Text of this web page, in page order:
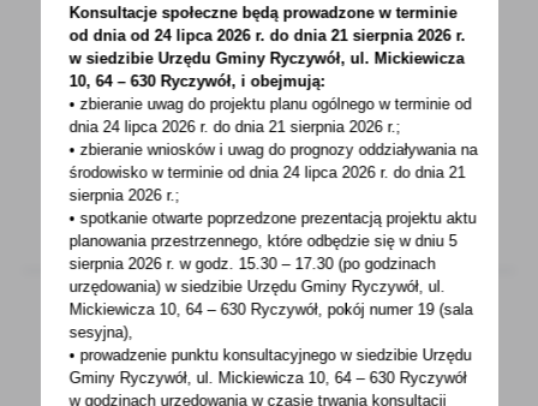
Uwaga na fałszywe SMSy - dystrybucja węgla
UWAGA! Urząd Gminy Ryczywół informuje, iż
nie wysyła już wiadomości sms (nadawca ,,UG
RYCZYWOL”...
23 - 12 - 2022
Życzenia z okazji Świąt Bożego Narodzenia
Konsultacje społeczne będą prowadzone w terminie
od dnia od 24 lipca 2026 r. do dnia 21 sierpnia 2026 r.
w siedzibie Urzędu Gminy Ryczywół, ul. Mickiewicza
10, 64 – 630 Ryczywół, i obejmują:
• zbieranie uwag do projektu planu ogólnego w terminie od
dnia 24 lipca 2026 r. do dnia 21 sierpnia 2026 r.;
• zbieranie wniosków i uwag do prognozy oddziaływania na
środowisko w terminie od dnia 24 lipca 2026 r. do dnia 21
sierpnia 2026 r.;
• spotkanie otwarte poprzedzone prezentacją projektu aktu
planowania przestrzennego, które odbędzie się w dniu 5
sierpnia 2026 r.w godz. 15.30 – 17.30 (po godzinach
urzędowania) w siedzibie Urzędu Gminy Ryczywół, ul.
Mickiewicza 10, 64 – 630 Ryczywół, pokójnumer 19 (sala
sesyjna),
• prowadzenie punktu konsultacyjnego w siedzibie Urzędu
Gminy Ryczywół, ul. Mickiewicza 10, 64 – 630 Ryczywół
w godzinachurzędowania w czasie trwania konsultacji